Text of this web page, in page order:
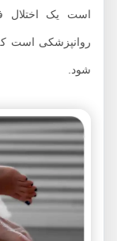
است یک اختلال
روانپزشکی است که با